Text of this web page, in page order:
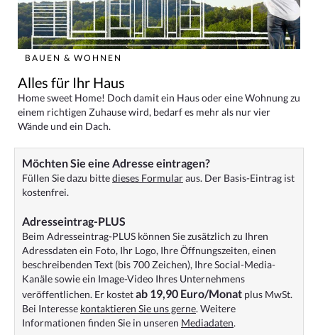
BAUEN & WOHNEN
Alles für Ihr Haus
Home sweet Home! Doch damit ein Haus oder eine Wohnung zu
einem richtigen Zuhause wird, bedarf es mehr als nur vier
Wände und ein Dach.
Möchten Sie eine Adresse eintragen?
Füllen Sie dazu bittedieses Formularaus. Der Basis-Eintrag ist
kostenfrei.
Adresseintrag-PLUS
Beim Adresseintrag-PLUS können Sie zusätzlich zu Ihren
Adressdaten ein Foto, Ihr Logo, Ihre Öffnungszeiten, einen
beschreibenden Text (bis 700 Zeichen), Ihre Social-Media-
Kanäle sowie ein Image-Video Ihres Unternehmens
veröffentlichen. Er kostetab 19,90 Euro/Monat plus MwSt.
Bei Interesse kontaktieren Sie uns gerne. Weitere
Informationen finden Sie in unseren Mediadaten.